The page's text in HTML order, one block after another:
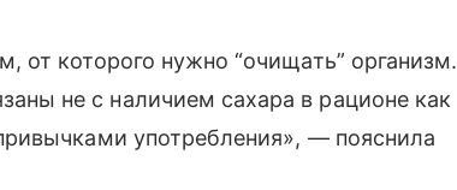
от которого нужно “очищать” организм.
не с наличием сахара в рационе как
употребления», — пояснила